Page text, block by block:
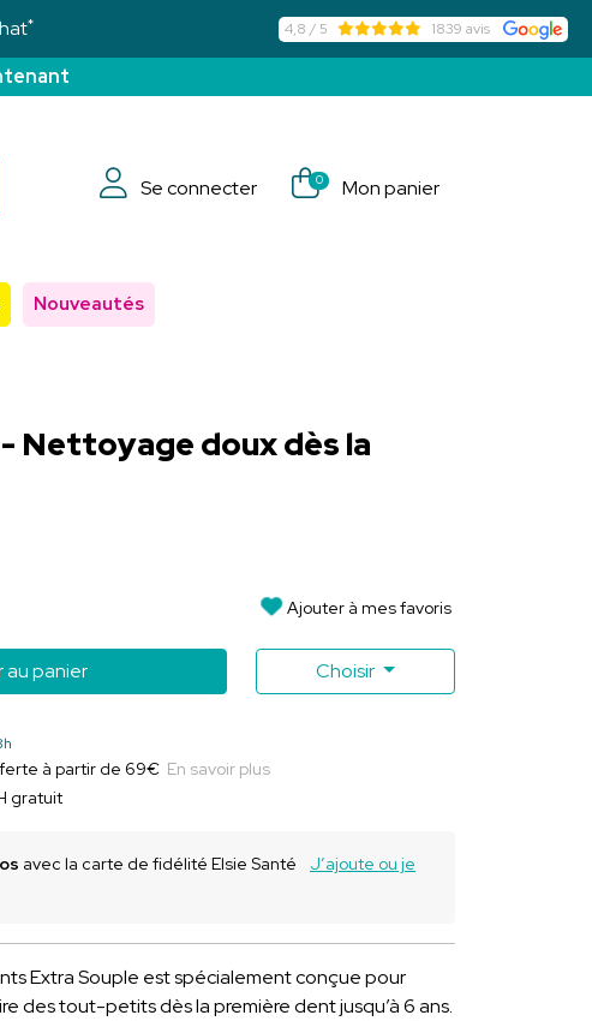
* 4,8 / 5 1839 avis
Se connecter
0 Mon panier
Nouveautés
Nettoyage doux dès la
au panier
Ajouter à mes favoris
Choisir
à partir de 69€ En savoir plus
gratuit
avec la carte de fidélité Elsie Santé
J’ajoute ou je
Extra Souple est spécialement conçue pour
des tout-petits dès la première dent jusqu’à 6 ans.